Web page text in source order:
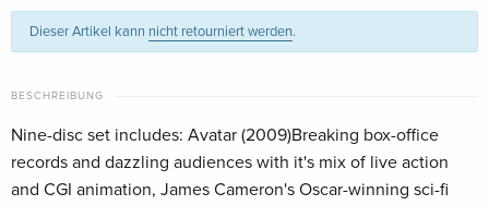
Limited Collector's Edition, 3 4K Ultra HDs + 6
Blu-rays — (ausgewählt)
Englisch · UK Version
CHF 219.50
Blu-rays
CHF 300.50
Dieser Artikel kann nicht retourniert werden.
BESCHREIBUNG
Nine-disc set includes: Avatar (2009)Breaking box-office
records and dazzling audiences with it's mix of live action
and CGI animation, James Cameron's Oscar-winning sci-fi